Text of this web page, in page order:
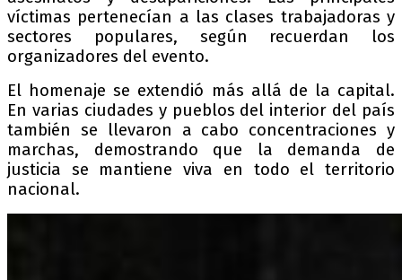
víctimas pertenecían a las clases trabajadoras y
sectores populares, según recuerdan los
organizadores del evento.
El homenaje se extendió más allá de la capital.
En varias ciudades y pueblos del interior del país
también se llevaron a cabo concentraciones y
marchas, demostrando que la demanda de
justicia se mantiene viva en todo el territorio
nacional.